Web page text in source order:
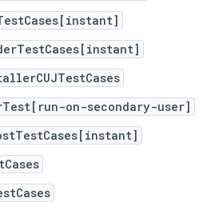
on-secondary-user]